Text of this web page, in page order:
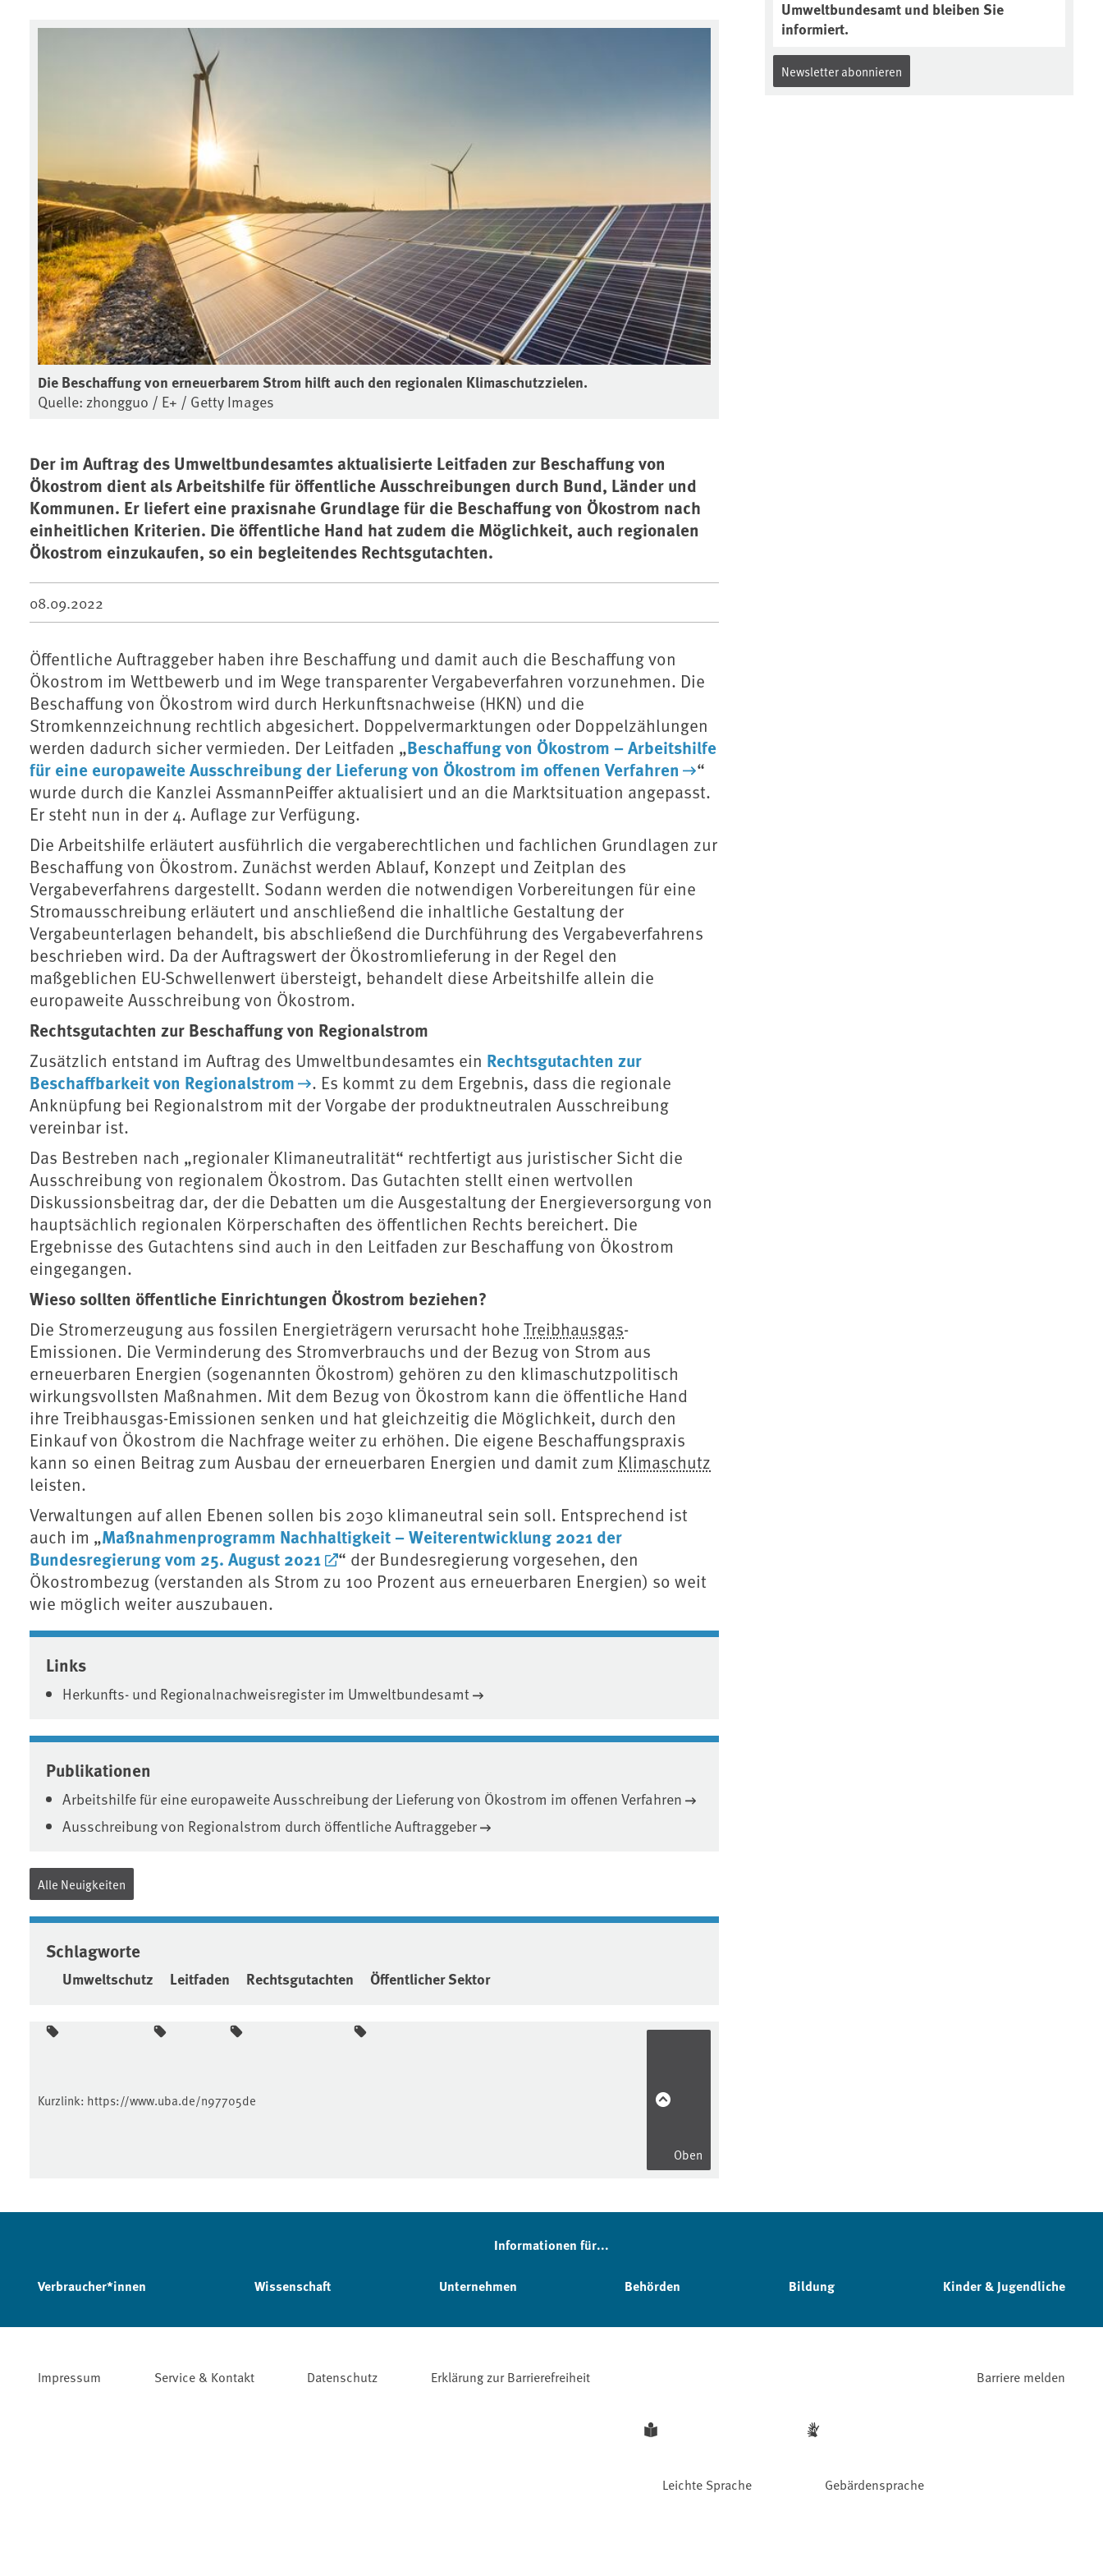
Die Beschaffung von erneuerbarem Strom hilft auch den regionalen Klimaschutzzielen.
Quelle: zhongguo / E+ / Getty Images
Der im Auftrag des Umweltbundesamtes aktualisierte Leitfaden zur Beschaffung von
Ökostrom dient als Arbeitshilfe für öffentliche Ausschreibungen durch Bund, Länder und
Kommunen. Er liefert eine praxisnahe Grundlage für die Beschaffung von Ökostrom nach
einheitlichen Kriterien. Die öffentliche Hand hat zudem die Möglichkeit, auch regionalen
Ökostrom einzukaufen, so ein begleitendes Rechtsgutachten.
08.09.2022
Öffentliche Auftraggeber haben ihre Beschaffung und damit auch die Beschaffung von
Ökostrom im Wettbewerb und im Wege transparenter Vergabeverfahren vorzunehmen. Die
Beschaffung von Ökostrom wird durch Herkunftsnachweise (HKN) und die
Stromkennzeichnung rechtlich abgesichert. Doppelvermarktungen oder Doppelzählungen
werden dadurch sicher vermieden. Der Leitfaden „Beschaffung von Ökostrom – Arbeitshilfe
für eine europaweite Ausschreibung der Lieferung von Ökostrom im offenen Verfahren
“
wurde durch die Kanzlei AssmannPeiffer aktualisiert und an die Marktsituation angepasst.
Er steht nun in der 4. Auflage zur Verfügung.
Die Arbeitshilfe erläutert ausführlich die vergaberechtlichen und fachlichen Grundlagen zur
Beschaffung von Ökostrom. Zunächst werden Ablauf, Konzept und Zeitplan des
Vergabeverfahrens dargestellt. Sodann werden die notwendigen Vorbereitungen für eine
Stromausschreibung erläutert und anschließend die inhaltliche Gestaltung der
Vergabeunterlagen behandelt, bis abschließend die Durchführung des Vergabeverfahrens
beschrieben wird. Da der Auftragswert der Ökostromlieferung in der Regel den
maßgeblichen EU-Schwellenwert übersteigt, behandelt diese Arbeitshilfe allein die
europaweite Ausschreibung von Ökostrom.
Rechtsgutachten zur Beschaffung von Regionalstrom
Zusätzlich entstand im Auftrag des Umweltbundesamtes ein Rechtsgutachten zur
Beschaffbarkeit von Regionalstrom
. Es kommt zu dem Ergebnis, dass die regionale
Anknüpfung bei Regionalstrom mit der Vorgabe der produktneutralen Ausschreibung
vereinbar ist.
Das Bestreben nach „regionaler Klimaneutralität“ rechtfertigt aus juristischer Sicht die
Ausschreibung von regionalem Ökostrom. Das Gutachten stellt einen wertvollen
Diskussionsbeitrag dar, der die Debatten um die Ausgestaltung der Energieversorgung von
hauptsächlich regionalen Körperschaften des öffentlichen Rechts bereichert. Die
Ergebnisse des Gutachtens sind auch in den Leitfaden zur Beschaffung von Ökostrom
eingegangen.
Wieso sollten öffentliche Einrichtungen Ökostrom beziehen?
Die Stromerzeugung aus fossilen Energieträgern verursacht hohe Treibhausgas-
Emissionen. Die Verminderung des Stromverbrauchs und der Bezug von Strom aus
erneuerbaren Energien (sogenannten Ökostrom) gehören zu den klimaschutzpolitisch
wirkungsvollsten Maßnahmen. Mit dem Bezug von Ökostrom kann die öffentliche Hand
ihre Treibhausgas-Emissionen senken und hat gleichzeitig die Möglichkeit, durch den
Einkauf von Ökostrom die Nachfrage weiter zu erhöhen. Die eigene Beschaffungspraxis
kann so einen Beitrag zum Ausbau der erneuerbaren Energien und damit zum Klimaschutz
leisten.
Verwaltungen auf allen Ebenen sollen bis 2030 klimaneutral sein soll. Entsprechend ist
auch im „Maßnahmenprogramm Nachhaltigkeit – Weiterentwicklung 2021 der
Bundesregierung vom 25. August 2021
“ der Bundesregierung vorgesehen, den
Ökostrombezug (verstanden als Strom zu 100 Prozent aus erneuerbaren Energien) so weit
wie möglich weiter auszubauen.
Associated content
Links
Herkunfts- und Regionalnachweisregister im Umweltbundesamt
Publikationen
Arbeitshilfe für eine europaweite Ausschreibung der Lieferung von Ökostrom im offenen Verfahren
Ausschreibung von Regionalstrom durch öffentliche Auftraggeber
Alle Neuigkeiten
Schlagworte
Umweltschutz Leitfaden Rechtsgutachten Öffentlicher Sektor
Umweltbundesamt und bleiben Sie
informiert.
Newsletter abonnieren
Kurzlink: https://www.uba.de/n97705de
Oben
Informationen für...
Verbraucher*innen Wissenschaft Unternehmen Behörden Bildung Kinder & Jugendliche
Impressum Service & Kontakt Datenschutz Erklärung zur Barrierefreiheit
Leichte Sprache Gebärdensprache
Barriere melden